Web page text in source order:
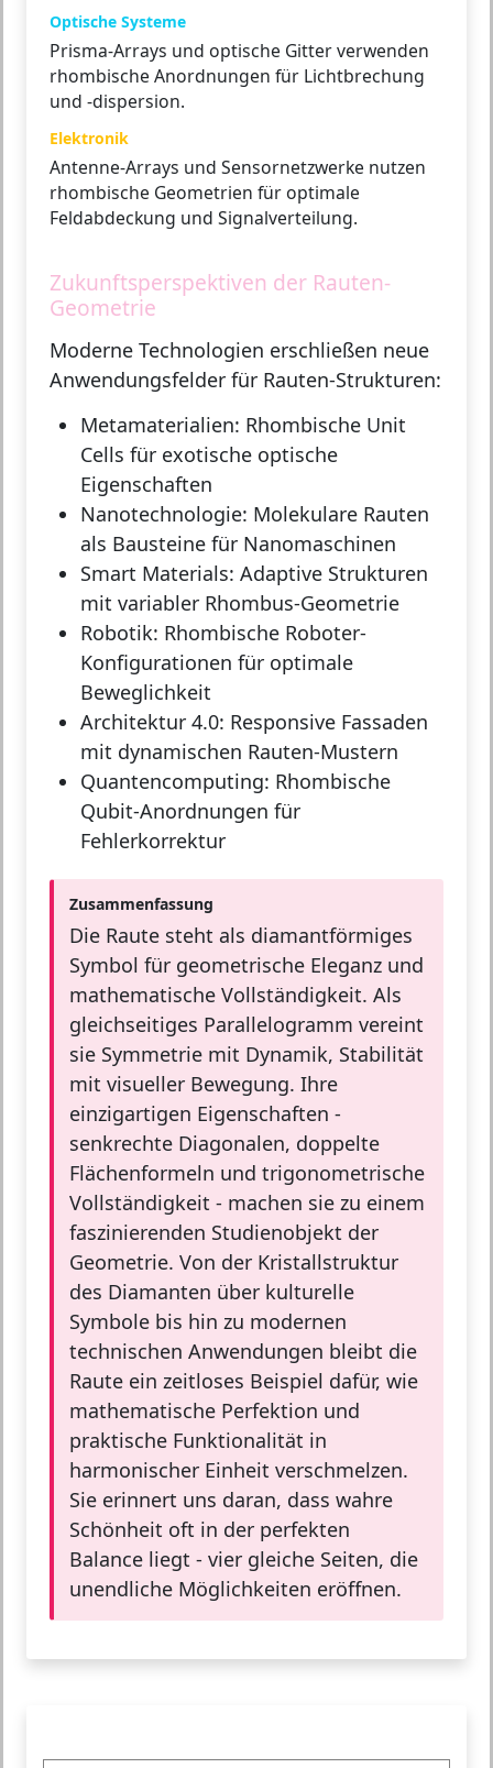
Optische Systeme
Prisma-Arrays und optische Gitter verwenden
rhombische Anordnungen für Lichtbrechung
und -dispersion.
Elektronik
Antenne-Arrays und Sensornetzwerke nutzen
rhombische Geometrien für optimale
Feldabdeckung und Signalverteilung.
Zukunftsperspektiven der Rauten-
Geometrie
Moderne Technologien erschließen neue
Anwendungsfelder für Rauten-Strukturen:
Metamaterialien: Rhombische Unit
Cells für exotische optische
Eigenschaften
Nanotechnologie: Molekulare Rauten
als Bausteine für Nanomaschinen
Smart Materials: Adaptive Strukturen
mit variabler Rhombus-Geometrie
Robotik: Rhombische Roboter-
Konfigurationen für optimale
Beweglichkeit
Architektur 4.0: Responsive Fassaden
mit dynamischen Rauten-Mustern
Quantencomputing: Rhombische
Qubit-Anordnungen für
Fehlerkorrektur
Zusammenfassung
Die Raute steht als diamantförmiges
Symbol für geometrische Eleganz und
mathematische Vollständigkeit. Als
gleichseitiges Parallelogramm vereint
sie Symmetrie mit Dynamik, Stabilität
mit visueller Bewegung. Ihre
einzigartigen Eigenschaften -
senkrechte Diagonalen, doppelte
Flächenformeln und trigonometrische
Vollständigkeit - machen sie zu einem
faszinierenden Studienobjekt der
Geometrie. Von der Kristallstruktur
des Diamanten über kulturelle
Symbole bis hin zu modernen
technischen Anwendungen bleibt die
Raute ein zeitloses Beispiel dafür, wie
mathematische Perfektion und
praktische Funktionalität in
harmonischer Einheit verschmelzen.
Sie erinnert uns daran, dass wahre
Schönheit oft in der perfekten
Balance liegt - vier gleiche Seiten, die
unendliche Möglichkeiten eröffnen.